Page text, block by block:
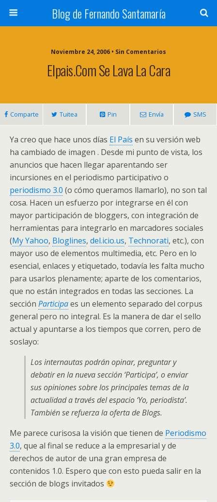
Blog de Fernando Santamaría
Noviembre 24, 2006 • Sin Comentarios
Elpais.com Se Lava La Cara
Comparte Tuitea Pin Envía SMS
Ya creo que hace unos días El País en su versión web
ha cambiado de imagen . Desde mi punto de vista, los
anuncios que hacen llegar aparentando ser
incursiones en el periodismo participativo o
periodismo 3.0 (o cómo queramos llamarlo), no son tal
cosa. Hacen un esfuerzo por integrarse en él con
mayor participación de bloggers, con integración de
herramientas para integrarlo en marcadores sociales
(My Yahoo, Bloglines, del.icio.us, Technorati, etc.), con
mayor uso de elementos multimedia, etc. Pero en lo
esencial, enlaces y etiquetado, todavía les falta mucho
para usarlos plenamente; aparte de los comentarios,
que no están integrados en todas las secciones. La
sección Participaes un elemento separado del corpus
general pero no integral. Es la manera de dar el sello
actual y apuntarse a los tiempos que corren, pero de
soslayo:
Los internautas podrán opinar, preguntar y
debatir en la nueva sección ‘Participa’, o enviar
sus opiniones sobre los principales temas de la
actualidad a través del espacio ‘Yo, periodista’.
También se refuerza la oferta de Blogs.
Me parece curisosa la visión que tienen de Periodismo
3.0, que al final se reduce a la empresarial y de
derechos de autor de una gran empresa de
contenidos 1.0. Espero que con esto pueda salir en la
sección de blogs invitados